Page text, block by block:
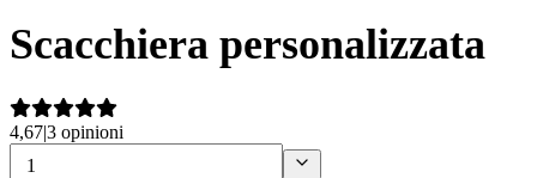
Scacchiera personalizzata
4,67|3 opinioni